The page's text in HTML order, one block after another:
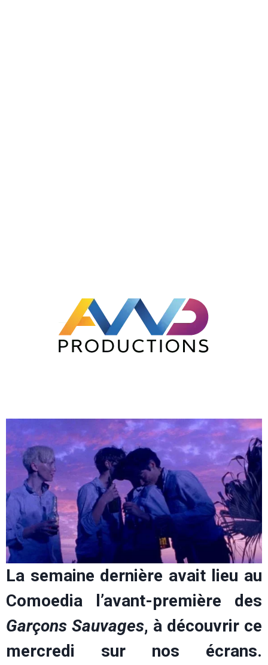
La semaine dernière avait lieu au
Comoedia l’avant-première des
Garçons Sauvages, à découvrir ce
mercredi sur nos écrans.